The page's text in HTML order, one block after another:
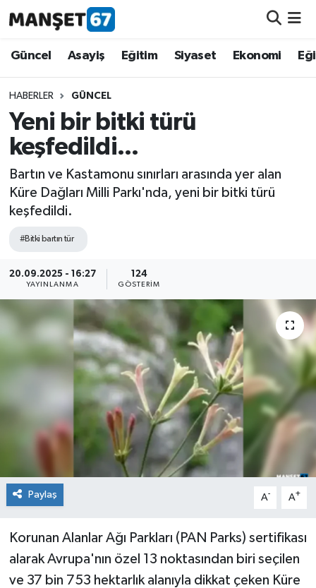
Güncel Asayiş Eğitim Siyaset Ekonomi
HABERLER GÜNCEL
Yeni bir bitki türü
keşfedildi...
Bartın ve Kastamonu sınırları arasında yer alan
Küre Dağları Milli Parkı'nda, yeni bir bitki türü
keşfedildi.
#Bitki bartın tür
20.09.2025 - 16:27
YAYINLANMA
124
GÖSTERIM
Paylaş A- A+
Korunan Alanlar Ağı Parkları (PAN Parks) sertifikası
alarak Avrupa'nın özel 13 noktasından biri seçilen
ve 37 bin 753 hektarlık alanıyla dikkat çeken Küre
Güncel
Asayiş
Siyaset
Spor
Eğitim
Ekonomi
Kültür-Sanat
Magazin
Medya
Röportaj
Teknoloji